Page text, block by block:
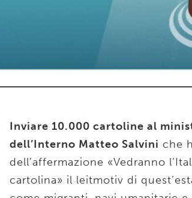
Inviare 10.000 cartoline al
dell’Interno Matteo Salvini che
dell’affermazione «Vedranno
cartolina» il leitmotiv di